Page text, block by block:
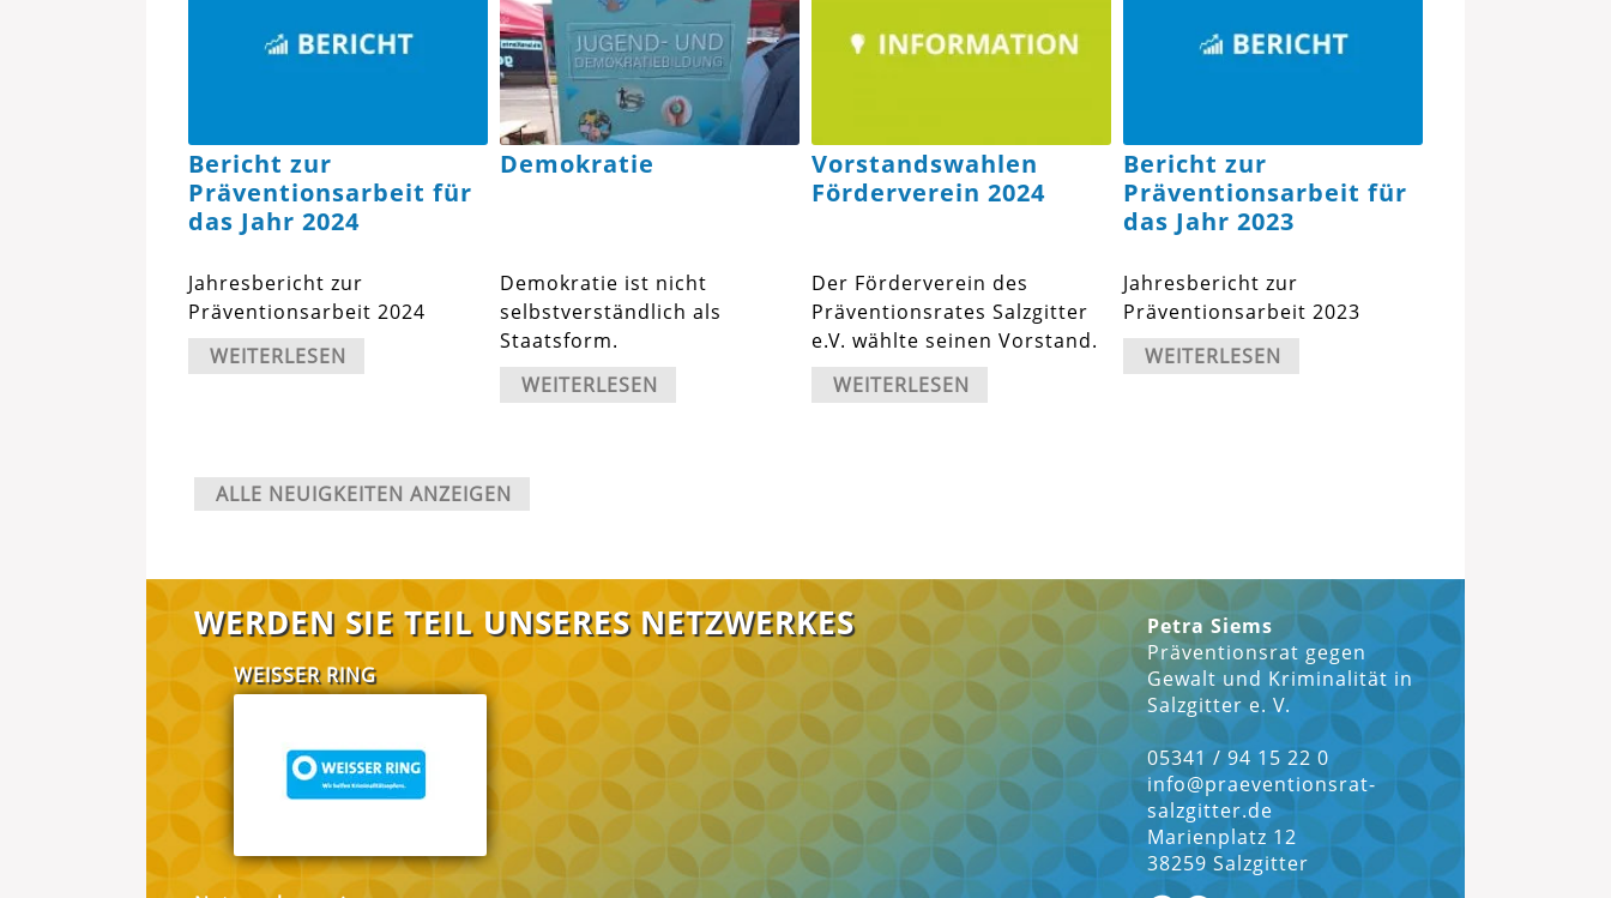
Bericht zur
Präventionsarbeit für
das Jahr 2024
Jahresbericht zur
Präventionsarbeit 2024
WEITERLESEN
Demokratie
Demokratie ist nicht
selbstverständlich als
Staatsform.
WEITERLESEN
Vorstandswahlen
Förderverein 2024
Der Förderverein des
Präventionsrates Salzgitter
e.V. wählte seinen Vorstand.
WEITERLESEN
Bericht zur
Präventionsarbeit für
das Jahr 2023
Jahresbericht zur
Präventionsarbeit 2023
WEITERLESEN
ALLE NEUIGKEITEN ANZEIGEN
WERDEN SIE TEIL UNSERES NETZWERKES
WEISSER RING FABI Salzgitter
Petra Siems
Präventionsrat gegen
Gewalt und Kriminalität in
Salzgitter e. V.
05341 / 94 15 22 0
info@praeventionsrat-
salzgitter.de
Marienplatz 12
38259 Salzgitter